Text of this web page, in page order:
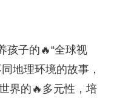
孩子的🔥“全球视
地理环境的故事，
界的🔥多元性，培